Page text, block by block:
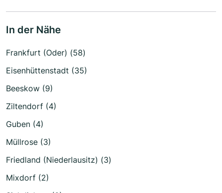
In der Nähe
Frankfurt (Oder) (58)
Eisenhüttenstadt (35)
Beeskow (9)
Ziltendorf (4)
Guben (4)
Müllrose (3)
Friedland (Niederlausitz) (3)
Mixdorf (2)